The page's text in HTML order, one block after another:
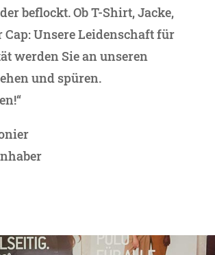
beflockt. Ob T-Shirt, Jacke,
Cap: Unsere Leidenschaft für
werden Sie an unseren
und spüren.